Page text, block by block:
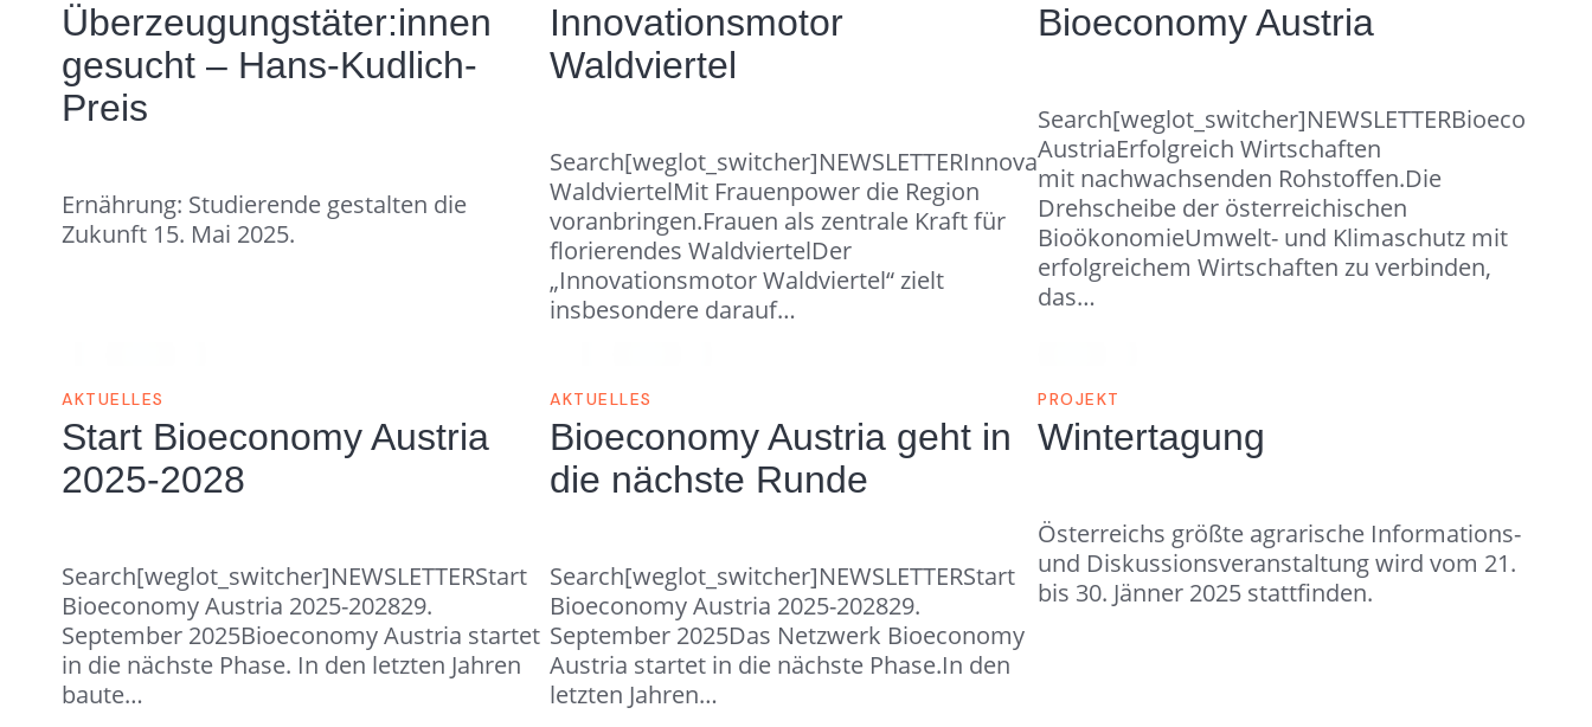
Überzeugungstäter:innen
gesucht – Hans-Kudlich-
Preis
Ernährung: Studierende gestalten die
Zukunft 15. Mai 2025.
Innovationsmotor
Waldviertel
Search[weglot_switcher]NEWSLETTERInnovationsmotor
WaldviertelMit Frauenpower die Region
voranbringen.Frauen als zentrale Kraft für
florierendes WaldviertelDer
„Innovationsmotor Waldviertel“ zielt
insbesondere darauf…
Bioeconomy Austria
Search[weglot_switcher]NEWSLETTERBioeconomy
AustriaErfolgreich Wirtschaften
mit nachwachsenden Rohstoffen.Die
Drehscheibe der österreichischen
BioökonomieUmwelt- und Klimaschutz mit
erfolgreichem Wirtschaften zu verbinden,
das…
AKTUELLES
Start Bioeconomy Austria
2025-2028
Search[weglot_switcher]NEWSLETTERStart
Bioeconomy Austria 2025-202829.
September 2025Bioeconomy Austria startet
in die nächste Phase. In den letzten Jahren
baute…
AKTUELLES
Bioeconomy Austria geht in
die nächste Runde
Search[weglot_switcher]NEWSLETTERStart
Bioeconomy Austria 2025-202829.
September 2025Das Netzwerk Bioeconomy
Austria startet in die nächste Phase.In den
letzten Jahren…
PROJEKT
Wintertagung
Österreichs größte agrarische Informations-
und Diskussionsveranstaltung wird vom 21.
bis 30. Jänner 2025 stattfinden.